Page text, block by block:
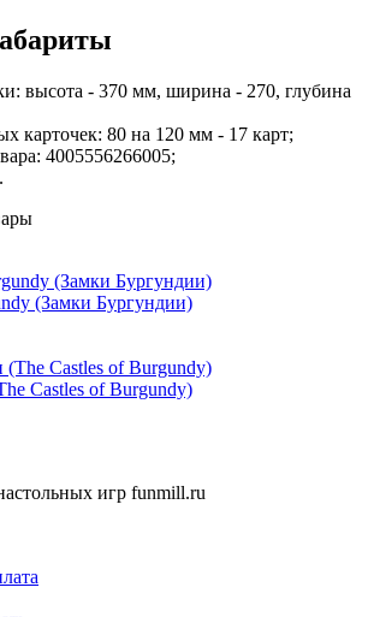
высота - 370 мм, ширина - 270, глубина
карточек: 80 на 120 мм - 17 карт;
4005556266005;
(Замки Бургундии)
Castles of Burgundy)
игр funmill.ru